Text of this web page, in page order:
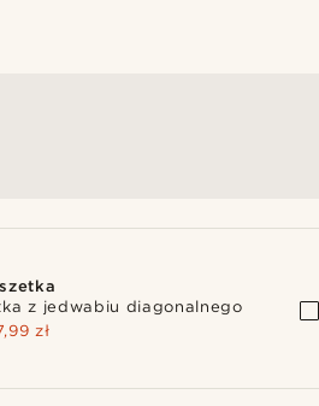
z jedwabiu diagonalnego
zł